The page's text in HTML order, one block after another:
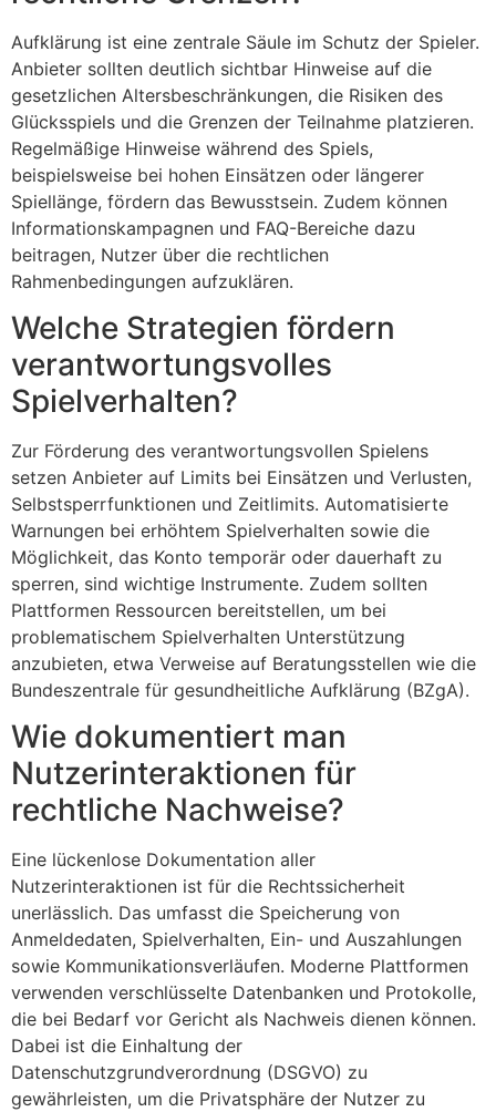
Aufklärung ist eine zentrale Säule im Schutz der Spieler.
Anbieter sollten deutlich sichtbar Hinweise auf die
gesetzlichen Altersbeschränkungen, die Risiken des
Glücksspiels und die Grenzen der Teilnahme platzieren.
Regelmäßige Hinweise während des Spiels,
beispielsweise bei hohen Einsätzen oder längerer
Spiellänge, fördern das Bewusstsein. Zudem können
Informationskampagnen und FAQ-Bereiche dazu
beitragen, Nutzer über die rechtlichen
Rahmenbedingungen aufzuklären.
Welche Strategien fördern
verantwortungsvolles
Spielverhalten?
Zur Förderung des verantwortungsvollen Spielens
setzen Anbieter auf Limits bei Einsätzen und Verlusten,
Selbstsperrfunktionen und Zeitlimits. Automatisierte
Warnungen bei erhöhtem Spielverhalten sowie die
Möglichkeit, das Konto temporär oder dauerhaft zu
sperren, sind wichtige Instrumente. Zudem sollten
Plattformen Ressourcen bereitstellen, um bei
problematischem Spielverhalten Unterstützung
anzubieten, etwa Verweise auf Beratungsstellen wie die
Bundeszentrale für gesundheitliche Aufklärung (BZgA).
Wie dokumentiert man
Nutzerinteraktionen für
rechtliche Nachweise?
Eine lückenlose Dokumentation aller
Nutzerinteraktionen ist für die Rechtssicherheit
unerlässlich. Das umfasst die Speicherung von
Anmeldedaten, Spielverhalten, Ein- und Auszahlungen
sowie Kommunikationsverläufen. Moderne Plattformen
verwenden verschlüsselte Datenbanken und Protokolle,
die bei Bedarf vor Gericht als Nachweis dienen können.
Dabei ist die Einhaltung der
Datenschutzgrundverordnung (DSGVO) zu
gewährleisten, um die Privatsphäre der Nutzer zu